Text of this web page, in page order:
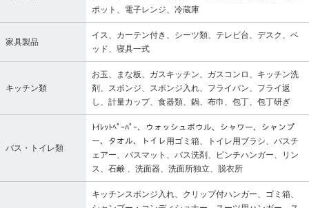
ポット、電子レンジ、冷蔵庫
家具製品
イス、カーテン付き、シーツ類、テレビ台、デスク、ベ
ッド、寝具一式
キッチン類
お玉、まな板、ガスキッチン、ガスコンロ、キッチン洗
剤、スポンジ、スポンジ入れ、フライパン、フライ返
し、計量カップ、食器類、鍋、布巾、包丁、包丁研ぎ
バス・トイレ類
ﾄｲﾚｯﾄﾍﾟｰﾊﾟｰ、ウォッシュボウル、シャワー、シャンプ
ー、タオル、トイレ用ゴミ箱、トイレ用ブラシ、バスチ
ェアー、バスマット、バス洗剤、ピンチハンガー、リン
ス、石鹸 、洗面器、洗面所独立、脱衣所
キッチンスポンジ入れ、クリップ付ハンガー、ゴミ箱、